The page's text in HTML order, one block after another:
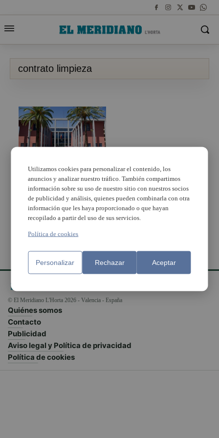
contrato limpieza
Xirivella lanza el mayor
contrato de su historia
para renovar el servicio
de limpieza viaria y
recogida de residuos
© El Meridiano L'Horta 2026 - Valencia - España
Quiénes somos
Contacto
Publicidad
Aviso legal y Política de privacidad
Política de cookies
Utilizamos cookies para personalizar el contenido, los
anuncios y analizar nuestro tráfico. También compartimos
información sobre su uso de nuestro sitio con nuestros socios
de publicidad y análisis, quienes pueden combinarla con otra
información que les haya proporcionado o que hayan
recopilado a partir del uso de sus servicios.
Política de cookies
Personalizar Rechazar Aceptar